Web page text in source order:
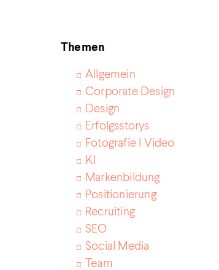
Themen
Allgemein
Corporate Design
Design
Erfolgsstorys
Fotografie I Video
KI
Markenbildung
Positionierung
Recruiting
SEO
Social Media
Team